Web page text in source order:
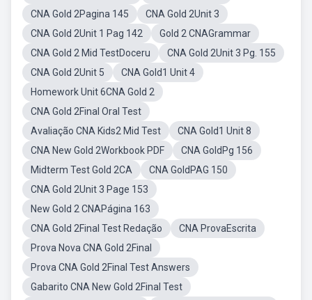
CNA Gold 2Pagina 145
CNA Gold 2Unit 3
CNA Gold 2Unit 1 Pag 142
Gold 2 CNAGrammar
CNA Gold 2 Mid TestDoceru
CNA Gold 2Unit 3 Pg. 155
CNA Gold 2Unit 5
CNA Gold1 Unit 4
Homework Unit 6CNA Gold 2
CNA Gold 2Final Oral Test
Avaliação CNA Kids2 Mid Test
CNA Gold1 Unit 8
CNA New Gold 2Workbook PDF
CNA GoldPg 156
Midterm Test Gold 2CA
CNA GoldPAG 150
CNA Gold 2Unit 3 Page 153
New Gold 2 CNAPágina 163
CNA Gold 2Final Test Redação
CNA ProvaEscrita
Prova Nova CNA Gold 2Final
Prova CNA Gold 2Final Test Answers
Gabarito CNA New Gold 2Final Test